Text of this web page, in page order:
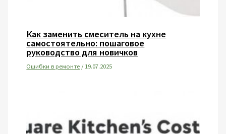
Как заменить смеситель на кухне
самостоятельно: пошаговое
руководство для новичков
Ошибки в ремонте /19.07.2025